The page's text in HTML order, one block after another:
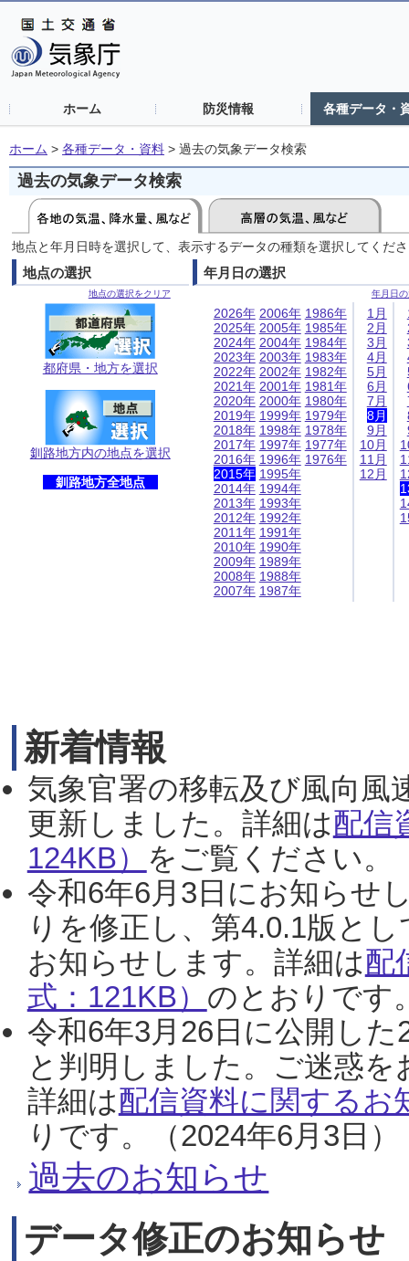
ホーム 防災情報 各種データ・
ホーム > 各種データ・資料 > 過去の気象データ検索
過去の気象データ検索
地点と年月日時を選択して、表示するデータの種類を選択してくだ
地点の選択
地点の選択をクリア
都府県・地方を選択
釧路地方内の地点を選択
釧路地方全地点
年月日の選択
年月日
2026年
2025年
2024年
2023年
2022年
2021年
2020年
2019年
2018年
2017年
2016年
2015年
2014年
2013年
2012年
2011年
2010年
2009年
2008年
2007年
2006年
2005年
2004年
2003年
2002年
2001年
2000年
1999年
1998年
1997年
1996年
1995年
1994年
1993年
1992年
1991年
1990年
1989年
1988年
1987年
1986年
1985年
1984年
1983年
1982年
1981年
1980年
1979年
1978年
1977年
1976年
1月
2月
3月
4月
5月
6月
7月
8月
9月
10月
11月
12月
新着情報
気象官署の移転及び風向風
更新しました。詳細は配信
124KB） をご覧ください。
令和6年6月3日にお知らせ
りを修正し、第4.0.1版と
お知らせします。詳細は配
式：121KB） のとおりです
令和6年3月26日に公開し
と判明しました。ご迷惑
詳細は配信資料に関するお
りです。（2024年6月3日）
過去のお知らせ
データ修正のお知らせ